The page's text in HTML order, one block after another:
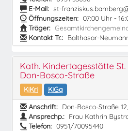
E-Mail: st-
Öffnungszeiten: 07:00 Uhr -
Träger:
Kontakt Tr.: Balthasar-
Kath. Kindertagesstätte
Don-Bosco-Straße
KiKri
KiGa
Anschrift: Don-Bosco-Straße
Ansprechp.: Frau Kathrin
Telefon: 0951/70095440